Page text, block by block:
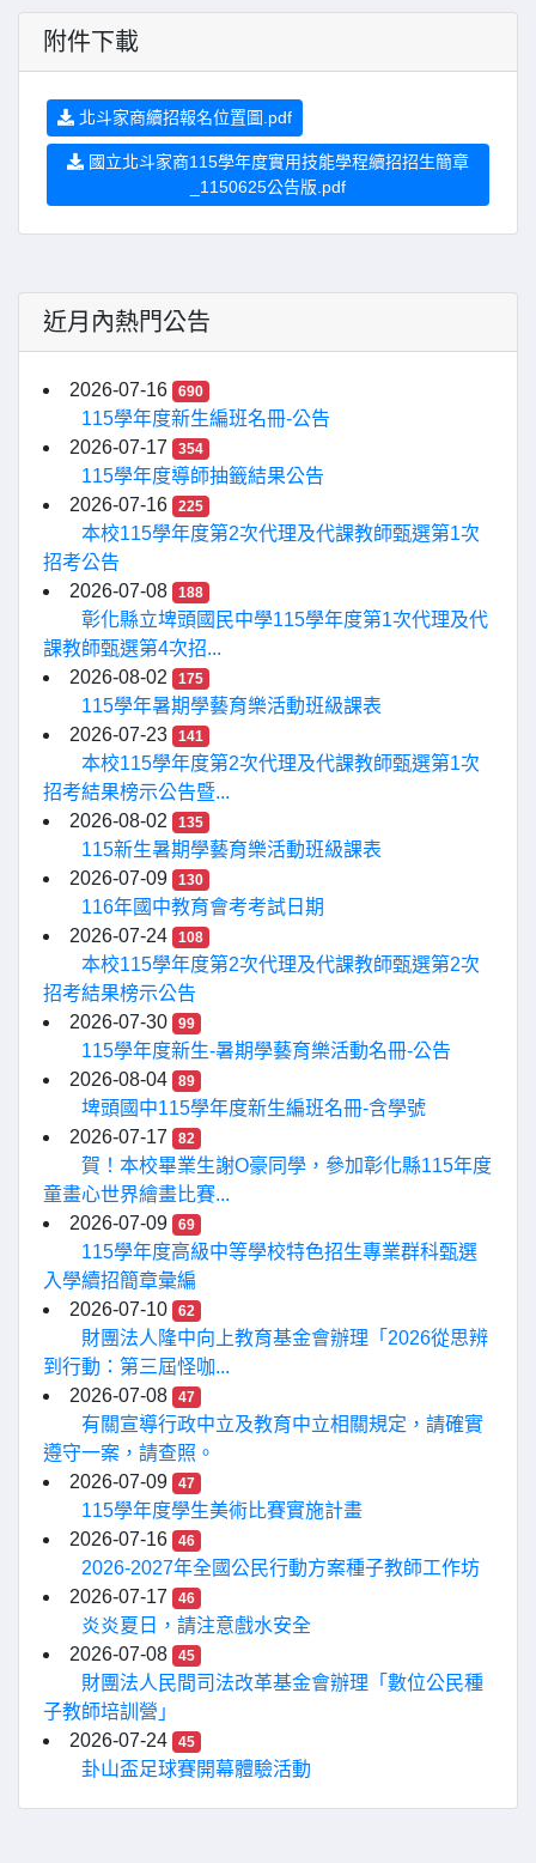
附件下載
北斗家商續招報名位置圖.pdf
國立北斗家商115學年度實用技能學程續招招生簡章
_1150625公告版.pdf
近月內熱門公告
2026-07-16 690
115學年度新生編班名冊-公告
2026-07-17
354
115學年度導師抽籤結果公告
2026-07-16
225
本校115學年度第2次代理及代課教師甄選第1次
招考公告
2026-07-08
188
彰化縣立埤頭國民中學115學年度第1次代理及代
課教師甄選第4次招...
2026-08-02
175
115學年暑期學藝育樂活動班級課表
2026-07-23
141
本校115學年度第2次代理及代課教師甄選第1次
招考結果榜示公告暨...
2026-08-02
135
115新生暑期學藝育樂活動班級課表
2026-07-09
130
116年國中教育會考考試日期
2026-07-24
108
本校115學年度第2次代理及代課教師甄選第2次
招考結果榜示公告
2026-07-30
99
115學年度新生-暑期學藝育樂活動名冊-公告
2026-08-04
89
埤頭國中115學年度新生編班名冊-含學號
2026-07-17
82
賀！本校畢業生謝O豪同學，參加彰化縣115年度
童畫心世界繪畫比賽...
2026-07-09
69
115學年度高級中等學校特色招生專業群科甄選
入學續招簡章彙編
2026-07-10
62
財團法人隆中向上教育基金會辦理「2026從思辨
到行動：第三屆怪咖...
2026-07-08
47
有關宣導行政中立及教育中立相關規定，請確實
遵守一案，請查照。
2026-07-09
47
115學年度學生美術比賽實施計畫
2026-07-16
46
2026-2027年全國公民行動方案種子教師工作坊
2026-07-17
46
炎炎夏日，請注意戲水安全
2026-07-08
45
財團法人民間司法改革基金會辦理「數位公民種
子教師培訓營」
2026-07-24
45
卦山盃足球賽開幕體驗活動